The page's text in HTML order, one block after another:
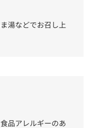
湯などでお召し上
品アレルギーのあ